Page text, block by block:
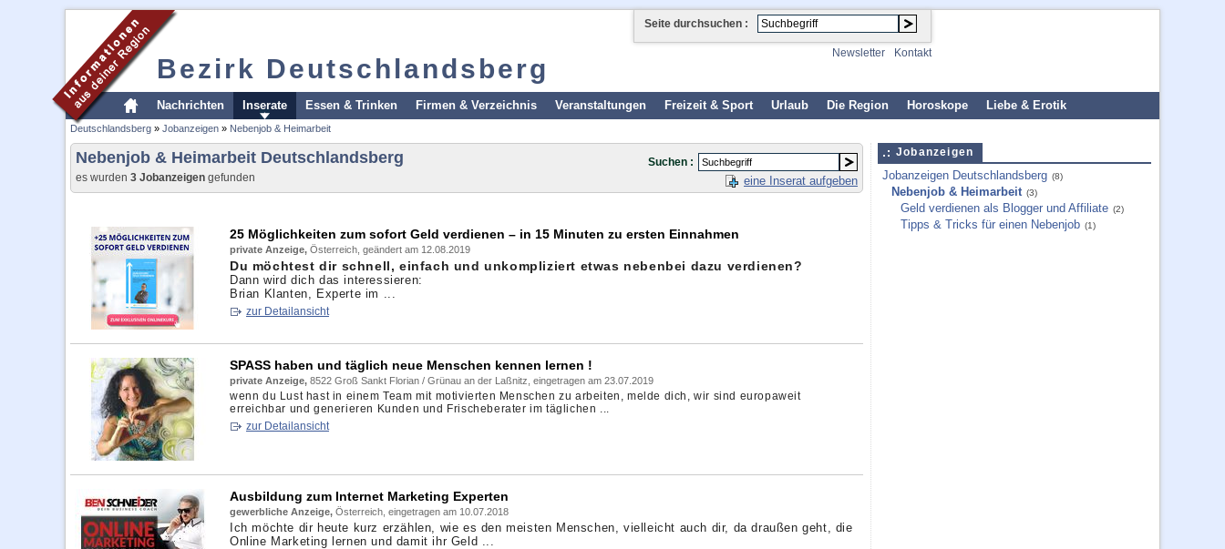
Bezirk Deutschlandsberg
Seite durchsuchen :
Newsletter Kontakt
Nachrichten Inserate Essen & Trinken Firmen & Verzeichnis Veranstaltungen Freizeit & Sport Urlaub Die Region Horoskope Liebe & Erotik
Deutschlandsberg » Jobanzeigen » Nebenjob & Heimarbeit
Nebenjob & Heimarbeit Deutschlandsberg
es wurden 3 Jobanzeigen gefunden
Suchen :
eine Inserat aufgeben
25 Möglichkeiten zum sofort Geld verdienen – in 15 Minuten zu ersten Einnahmen
private Anzeige, Österreich, geändert am 12.08.2019
Du möchtest dir schnell, einfach und unkompliziert etwas nebenbei dazu verdienen?
Dann wird dich das interessieren:
Brian Klanten, Experte im ...
zur Detailansicht
SPASS haben und täglich neue Menschen kennen lernen !
private Anzeige, 8522 Groß Sankt Florian / Grünau an der Laßnitz, eingetragen am 23.07.2019
wenn du Lust hast in einem Team mit motivierten Menschen zu arbeiten, melde dich, wir sind europaweit
erreichbar und generieren Kunden und Frischeberater im täglichen ...
zur Detailansicht
Ausbildung zum Internet Marketing Experten
gewerbliche Anzeige, Österreich, eingetragen am 10.07.2018
Ich möchte dir heute kurz erzählen, wie es den meisten Menschen, vielleicht auch dir, da draußen geht, die
Online Marketing lernen und damit ihr Geld ...
Jobanzeigen
Jobanzeigen Deutschlandsberg (8)
Nebenjob & Heimarbeit (3)
Geld verdienen als Blogger und Affiliate (2)
Tipps & Tricks für einen Nebenjob (1)